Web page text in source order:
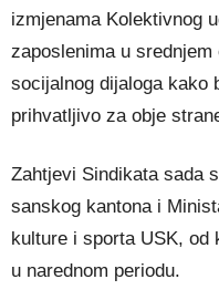
izmjenama Kolektivnog
zaposlenima u
socijalnog dijaloga kako
prihvatljivo za obje
Zahtjevi Sindikata sada
sanskog kantona i
kulture i sporta USK, od
u narednom periodu.